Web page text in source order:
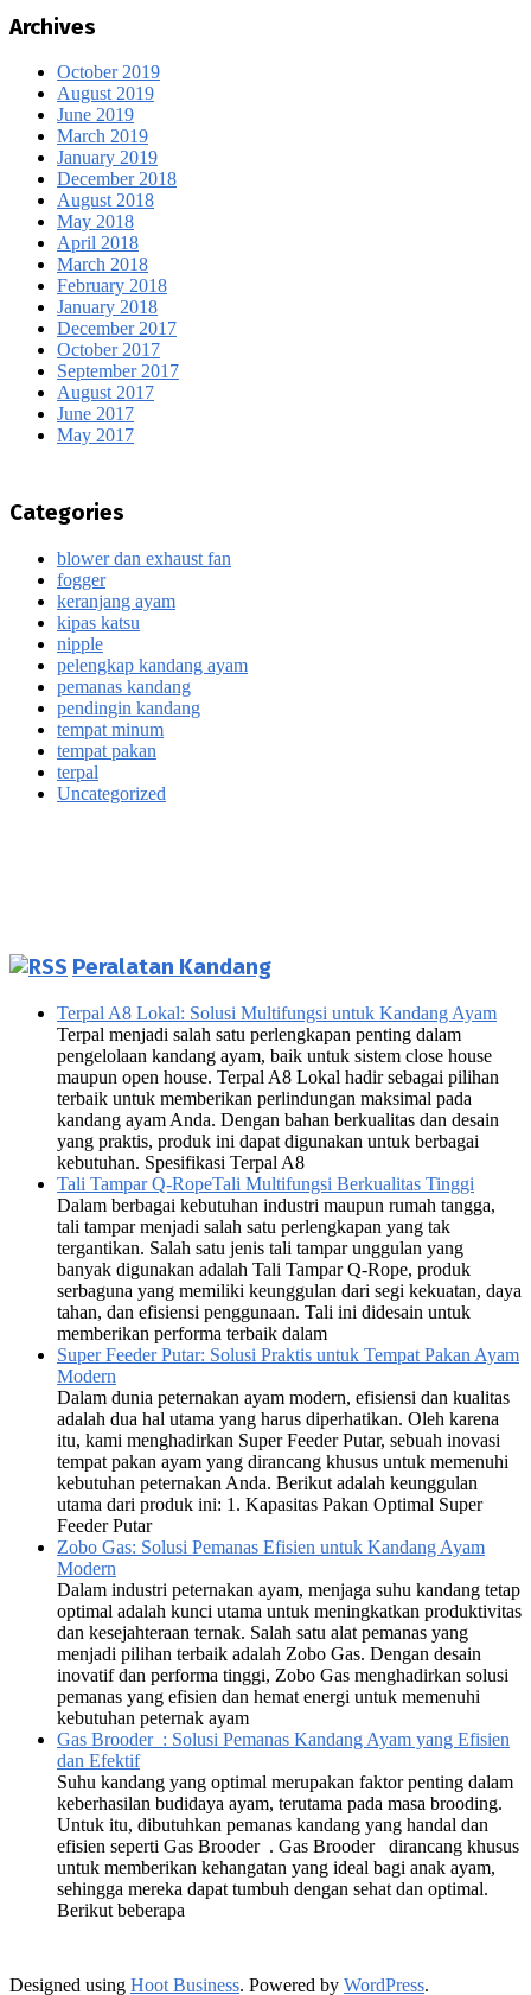
Archives
October 2019
August 2019
June 2019
March 2019
January 2019
December 2018
August 2018
May 2018
April 2018
March 2018
February 2018
January 2018
December 2017
October 2017
September 2017
August 2017
June 2017
May 2017
Categories
blower dan exhaust fan
fogger
keranjang ayam
kipas katsu
nipple
pelengkap kandang ayam
pemanas kandang
pendingin kandang
tempat minum
tempat pakan
terpal
Uncategorized
Peralatan Kandang
Terpal A8 Lokal: Solusi Multifungsi untuk Kandang Ayam
Terpal menjadi salah satu perlengkapan penting dalam
pengelolaan kandang ayam, baik untuk sistem close house
maupun open house. Terpal A8 Lokal hadir sebagai pilihan
terbaik untuk memberikan perlindungan maksimal pada
kandang ayam Anda. Dengan bahan berkualitas dan desain
yang praktis, produk ini dapat digunakan untuk berbagai
kebutuhan. Spesifikasi Terpal A8
Tali Tampar Q-RopeTali Multifungsi Berkualitas Tinggi
Dalam berbagai kebutuhan industri maupun rumah tangga,
tali tampar menjadi salah satu perlengkapan yang tak
tergantikan. Salah satu jenis tali tampar unggulan yang
banyak digunakan adalah Tali Tampar Q-Rope, produk
serbaguna yang memiliki keunggulan dari segi kekuatan, daya
tahan, dan efisiensi penggunaan. Tali ini didesain untuk
memberikan performa terbaik dalam
Super Feeder Putar: Solusi Praktis untuk Tempat Pakan Ayam
Modern
Dalam dunia peternakan ayam modern, efisiensi dan kualitas
adalah dua hal utama yang harus diperhatikan. Oleh karena
itu, kami menghadirkan Super Feeder Putar, sebuah inovasi
tempat pakan ayam yang dirancang khusus untuk memenuhi
kebutuhan peternakan Anda. Berikut adalah keunggulan
utama dari produk ini: 1. Kapasitas Pakan Optimal Super
Feeder Putar
Zobo Gas: Solusi Pemanas Efisien untuk Kandang Ayam
Modern
Dalam industri peternakan ayam, menjaga suhu kandang tetap
optimal adalah kunci utama untuk meningkatkan produktivitas
dan kesejahteraan ternak. Salah satu alat pemanas yang
menjadi pilihan terbaik adalah Zobo Gas. Dengan desain
inovatif dan performa tinggi, Zobo Gas menghadirkan solusi
pemanas yang efisien dan hemat energi untuk memenuhi
kebutuhan peternak ayam
Gas Brooder : Solusi Pemanas Kandang Ayam yang Efisien
dan Efektif
Suhu kandang yang optimal merupakan faktor penting dalam
keberhasilan budidaya ayam, terutama pada masa brooding.
Untuk itu, dibutuhkan pemanas kandang yang handal dan
efisien seperti Gas Brooder . Gas Brooder dirancang khusus
untuk memberikan kehangatan yang ideal bagi anak ayam,
sehingga mereka dapat tumbuh dengan sehat dan optimal.
Berikut beberapa
Designed using Hoot Business. Powered by WordPress.